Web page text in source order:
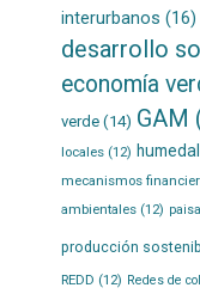
interurbanos (16)
desarrollo
economía
verde(14) GAM
locales(12)
mecanismos
ambientales(12)
producción
REDD (12) Redes de